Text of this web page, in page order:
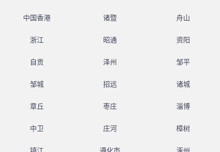
中国香港 诸暨 舟山
浙江 昭通 资阳
自贡 泽州 邹平
邹城 招远 诸城
章丘 枣庄 淄博
中卫 庄河 樟树